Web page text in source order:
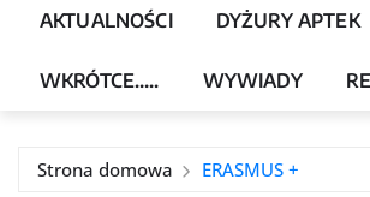
AKTUALNOŚCI DYŻURY APTEK
WKRÓTCE….. WYWIADY
Strona domowa ERASMUS +